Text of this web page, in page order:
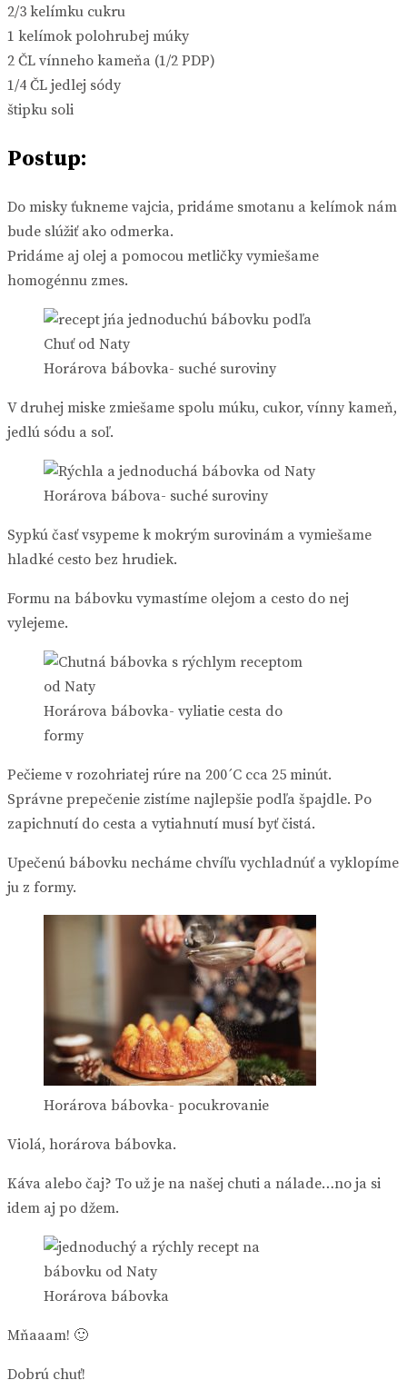
2/3 kelímku cukru
1 kelímok polohrubej múky
2 ČL vínneho kameňa (1/2 PDP)
1/4 ČL jedlej sódy
štipku soli
Postup:
Do misky ťukneme vajcia, pridáme smotanu a kelímok nám
bude slúžiť ako odmerka.
Pridáme aj olej a pomocou metličky vymiešame
homogénnu zmes.
Horárova bábovka- suché suroviny
V druhej miske zmiešame spolu múku, cukor, vínny kameň,
jedlú sódu a soľ.
Horárova bábova- suché suroviny
Sypkú časť vsypeme k mokrým surovinám a vymiešame
hladké cesto bez hrudiek.
Formu na bábovku vymastíme olejom a cesto do nej
vylejeme.
Horárova bábovka- vyliatie cesta do
formy
Pečieme v rozohriatej rúre na 200´C cca 25 minút.
Správne prepečenie zistíme najlepšie podľa špajdle. Po
zapichnutí do cesta a vytiahnutí musí byť čistá.
Upečenú bábovku necháme chvíľu vychladnúť a vyklopíme
ju z formy.
Horárova bábovka- pocukrovanie
Violá, horárova bábovka.
Káva alebo čaj? To už je na našej chuti a nálade…no ja si
idem aj po džem.
Horárova bábovka
Mňaaam! 🙂
Dobrú chuť!